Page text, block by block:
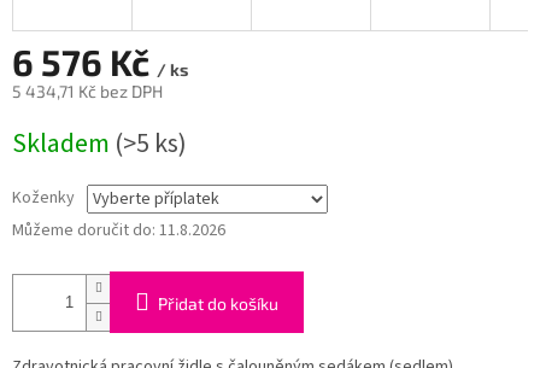
6 576 Kč / ks
5 434,71 Kč bez DPH
cena:
Skladem (>5 ks)
Koženky
Můžeme doručit do: 11.8.2026
Přidat do košíku